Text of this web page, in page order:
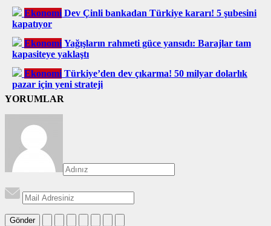
Ekonomi Dev Çinli bankadan Türkiye kararı! 5 şubesini
kapatıyor
Ekonomi Yağışların rahmeti güce yansıdı: Barajlar tam
kapasiteye yaklaştı
Ekonomi Türkiye’den dev çıkarma! 50 milyar dolarlık
pazar için yeni strateji
YORUMLAR
Gönder